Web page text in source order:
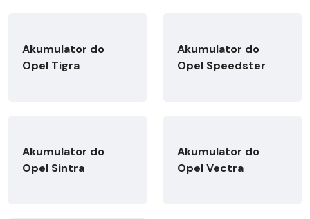
Akumulator do
Opel Tigra
Akumulator do
Opel Speedster
Akumulator do
Opel Sintra
Akumulator do
Opel Vectra